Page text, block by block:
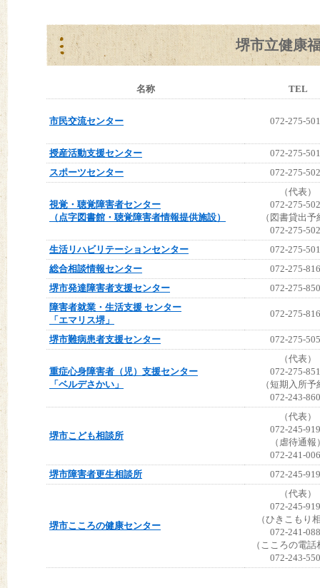
堺市立健康
名称 TEL
市民交流センター 072-275-
授産活動支援センター
072-275-
スポーツセンター
072-275-
視覚・聴覚障害者センター
（点字図書館・聴覚障害者情報提供施設）
（代表）
072-275-
（図書貸出予
072-275-
生活リハビリテーションセンター
072-275-
総合相談情報センター
072-275-
堺市発達障害者支援センター
072-275-
障害者就業・生活支援 センター
「エマリス堺」
072-275-
堺市難病患者支援センター 072-275-
重症心身障害者（児）支援センター
「ベルデさかい」
（代表）
072-275-
（短期入所予
072-243-
堺市こども相談所
（代表）
072-245-
（虐待通報
072-241-
堺市障害者更生相談所
072-245-
堺市こころの健康センター
（代表）
072-245-
（ひきこもり
072-241-
（こころの電
072-243-